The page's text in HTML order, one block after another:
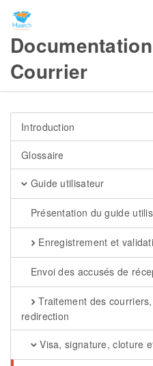
Courrier
Introduction
Glossaire
Guide utilisateur
Présentation du guide
Enregistrement et
Envoi des accusés de
Traitement des
redirection
Visa, signature, cloture